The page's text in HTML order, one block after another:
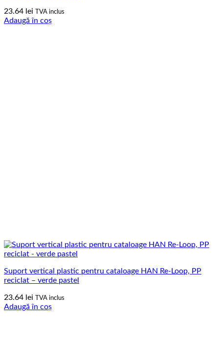
23.64 lei TVA inclus
Adaugă în coș
Suport vertical plastic pentru cataloage HAN Re-Loop, PP
reciclat – verde pastel
23.64 lei TVA inclus
Adaugă în coș